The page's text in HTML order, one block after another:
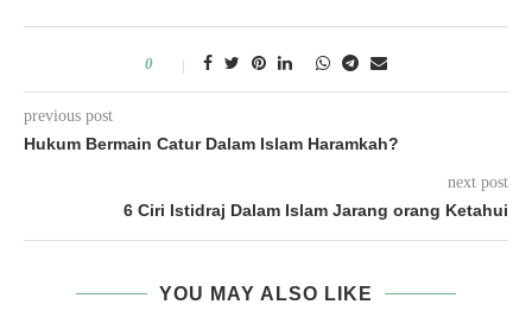
0
previous post
Hukum Bermain Catur Dalam Islam Haramkah?
next post
6 Ciri Istidraj Dalam Islam Jarang orang Ketahui
YOU MAY ALSO LIKE